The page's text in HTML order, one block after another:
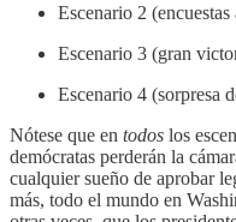
Escenario 2
Escenario 3 (gran
Escenario 4 (sorpresa
Nótese que en todos los
demócratas perderán la
cualquier sueño de aprobar
más, todo el mundo en